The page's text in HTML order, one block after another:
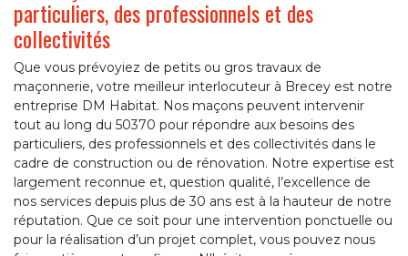
particuliers, des professionnels et des
collectivités
Que vous prévoyiez de petits ou gros travaux de
maçonnerie, votre meilleur interlocuteur à Brecey est notre
entreprise DM Habitat. Nos maçons peuvent intervenir
tout au long du 50370 pour répondre aux besoins des
particuliers, des professionnels et des collectivités dans le
cadre de construction ou de rénovation. Notre expertise est
largement reconnue et, question qualité, l’excellence de
nos services depuis plus de 30 ans est à la hauteur de notre
réputation. Que ce soit pour une intervention ponctuelle ou
pour la réalisation d’un projet complet, vous pouvez nous